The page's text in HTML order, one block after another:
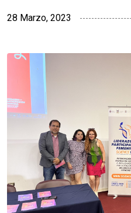
28 Marzo, 2023